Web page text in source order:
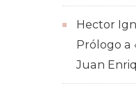
Hector
Prólogo a
Juan